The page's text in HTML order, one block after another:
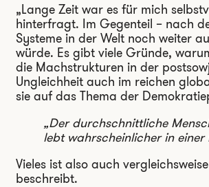
„Lange Zeit war es für mich
hinterfragt. Im Gegenteil – nach
Systeme in der Welt noch weiter
würde. Es gibt viele Gründe,
die Machstrukturen in der
Ungleichheit auch im reichen
sie auf das Thema der
„Der durchschnittliche
lebt wahrscheinlicher in
Vieles ist also auch
beschreibt.